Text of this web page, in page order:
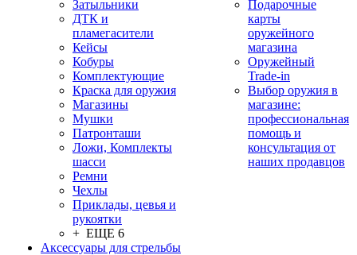
Затыльники
ДТК и
пламегасители
Кейсы
Кобуры
Комплектующие
Краска для оружия
Магазины
Мушки
Патронташи
Ложи, Комплекты
шасси
Ремни
Чехлы
Приклады, цевья и
рукоятки
+ ЕЩЕ 6
Аксессуары для стрельбы
Подарочные
карты
оружейного
магазина
Оружейный
Trade-in
Выбор оружия в
магазине:
профессиональная
помощь и
консультация от
наших продавцов